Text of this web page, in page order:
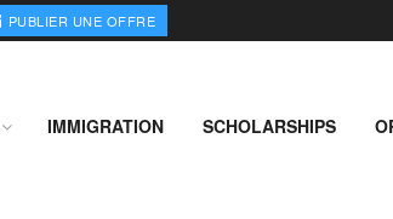
PUBLIER UNE OFFRE
IMMIGRATION SCHOLARSHIPS